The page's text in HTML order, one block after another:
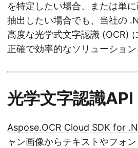
を特定したい場合、または単
抽出したい場合でも、当社の
高度な光学式文字認識 (OCR)
正確で効率的なソリューション
光学文字認識API
Aspose.OCR Cloud SDK for
ャン画像からテキストやフォ